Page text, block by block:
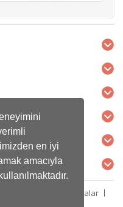
en iyi
amacıyla
Markalar